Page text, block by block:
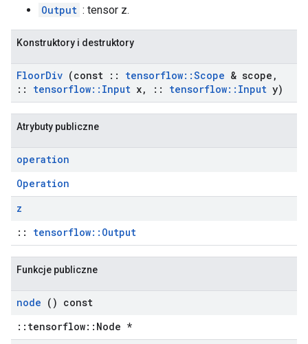
Output : tensor z.
Konstruktory i destruktory
FloorDiv (const :: tensorflow::Scope & scope ,
::
tensorflow:: Input x, :: tensorflow:: Input y)
Atrybuty publiczne
operation
Operation
z
:: tensorflow::Output
Funkcje publiczne
node () const
::tensorflow::Node *